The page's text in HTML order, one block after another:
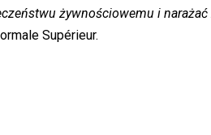
żywnościowemu i narażać
Supérieur.